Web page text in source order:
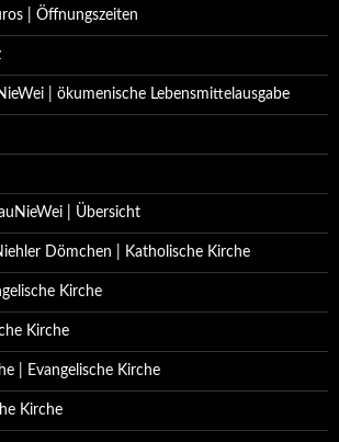
| Öffnungszeiten
| ökumenische Lebensmittelausgabe
| Übersicht
Dömchen | Katholische Kirche
Kirche
Kirche
| Evangelische Kirche
Kirche